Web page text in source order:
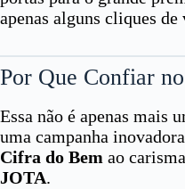
apenas alguns cliques de
Por Que Confiar
Essa não é apenas mais
uma campanha
Cifra do Bem ao
JOTA.